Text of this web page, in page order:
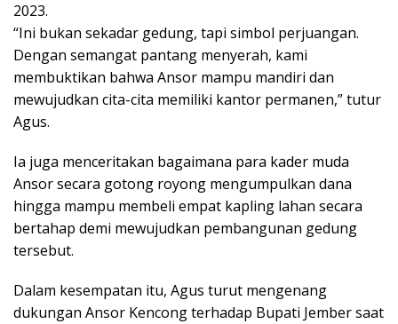
2023.
“Ini bukan sekadar gedung, tapi simbol perjuangan.
Dengan semangat pantang menyerah, kami
membuktikan bahwa Ansor mampu mandiri dan
mewujudkan cita-cita memiliki kantor permanen,” tutur
Agus.
Ia juga menceritakan bagaimana para kader muda
Ansor secara gotong royong mengumpulkan dana
hingga mampu membeli empat kapling lahan secara
bertahap demi mewujudkan pembangunan gedung
tersebut.
Dalam kesempatan itu, Agus turut mengenang
dukungan Ansor Kencong terhadap Bupati Jember saat